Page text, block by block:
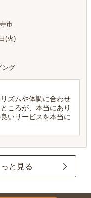
市
(火)
ング
ズムや体調に合わせ
ころが、本当にあり
いサービスを本当に
と見る